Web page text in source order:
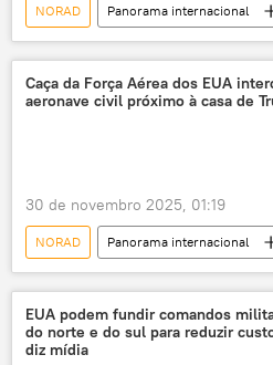
NORAD
Panorama internacional
Donald Trump
Justin Trudeau
Canadá
Estados Unidos
Forças Armadas
Defesa
Caça da Força Aérea dos EUA
aeronave civil próximo à casa de
30 de novembro 2025, 01:19
NORAD
Panorama internacional
Américas
Mundo
Donald Trump
Estados Unidos
Força Aérea
Flórida
EUA podem fundir comandos
do norte e do sul para reduzir
diz mídia